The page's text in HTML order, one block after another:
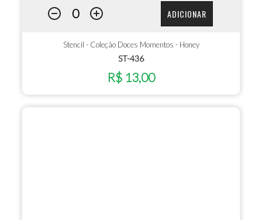
ADICIONAR
Stencil - Coleção Doces Momentos - Honey
ST-436
R$ 13,00